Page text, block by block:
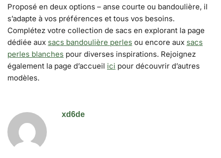
Proposé en deux options – anse courte ou bandoulière, il
s’adapte à vos préférences et tous vos besoins.
Complétez votre collection de sacs en explorant la page
dédiée aux sacs bandoulière perles ou encore aux sacs
perles blanches pour diverses inspirations. Rejoignez
également la page d’accueil ici pour découvrir d’autres
modèles.
xd6de